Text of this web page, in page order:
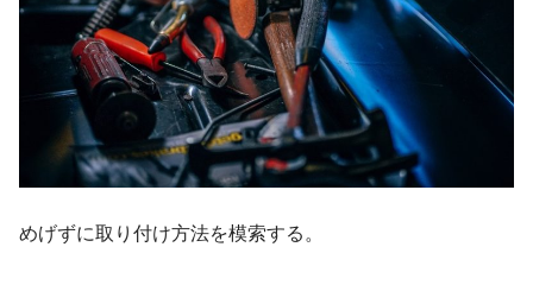
めげずに取り付け方法を模索する。